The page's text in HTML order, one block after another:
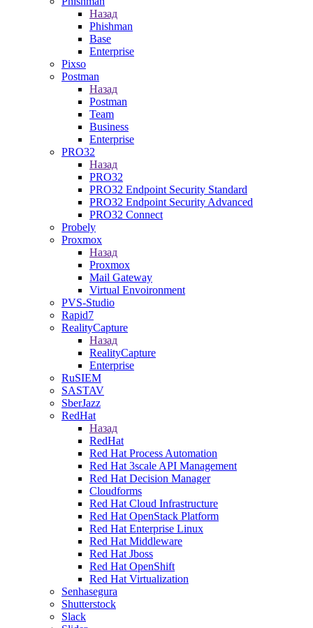
Назад
Phishman
Base
Enterprise
Pixso
Postman
Назад
Postman
Team
Business
Enterprise
PRO32
Назад
PRO32
PRO32 Endpoint Security Standard
PRO32 Endpoint Security Advanced
PRO32 Connect
Probely
Proxmox
Назад
Proxmox
Mail Gateway
Virtual Envoironment
PVS-Studio
Rapid7
RealityCapture
Назад
RealityCapture
Enterprise
RuSIEM
SASTAV
SberJazz
RedHat
Назад
RedHat
Red Hat Process Automation
Red Hat 3scale API Management
Red Hat Decision Manager
Cloudforms
Red Hat Cloud Infrastructure
Red Hat OpenStack Platform
Red Hat Enterprise Linux
Red Hat Middleware
Red Hat Jboss
Red Hat OpenShift
Red Hat Virtualization
Senhasegura
Shutterstock
Slack